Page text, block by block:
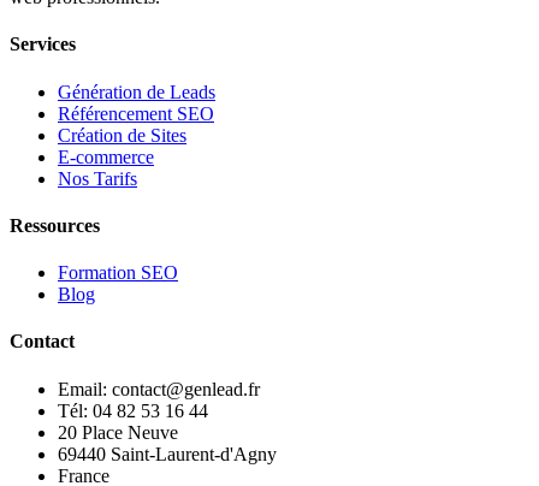
Services
Génération de Leads
Référencement SEO
Création de Sites
E-commerce
Nos Tarifs
Ressources
Formation SEO
Blog
Contact
Email: contact@genlead.fr
Tél: 04 82 53 16 44
20 Place Neuve
69440 Saint-Laurent-d'Agny
France